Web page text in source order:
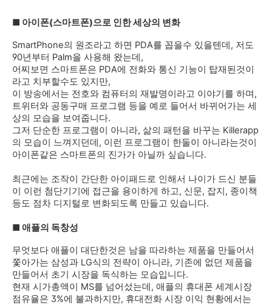
■ 아이폰(스마트폰)으로 인한 세상의 변화
SmartPhone의 원조라고 하면 PDA를 꼽을수 있을텐데, 저도
90년부터 Palm을 사용해 왔는데,
어찌보면 스마트폰은 PDA에 전화와 통신 기능이 탑재된것이
라고 치부할수도 있지만,
이 방송에서는 전호와 컴퓨터의 재발명이라고 이야기를 하며,
트위터와 공동구매 프로그램 등을 예로 들어서 바뀌어가는 세
상의 모습을 보여줍니다.
그저 단순한 프로그램이 아니라, 삶의 패턴을 바꾸는 Killerapp
의 모습이 느껴지던데, 이런 프로그램이 한둘이 아니라는것이
아이폰같은 스마트폰의 진가가 아닐까 싶습니다.
최근에는 조작이 간단한 아이패드로 인해서 나이가 드신 분들
이 이런 첨단기기에 접근을 용이하게 하고, 신문, 잡지, 종이책
등도 점차 디지털로 변화되도록 만들고 있습니다.
■ 애플의 독창성
무엇보다 애플이 대단한것은 남을 따라하는 제품을 만들어서
쫓아가는 삼성과 LG식의 전략이 아니라, 기존에 없던 제품을
만들어서 초기 시장을 독식하는 모습입니다.
현재 시가총액이 MS를 넘어섰는데, 애플의 휴대폰 세계시장
점유율은 3%에 불과하지만, 휴대전화 시장 이익 현황에서는